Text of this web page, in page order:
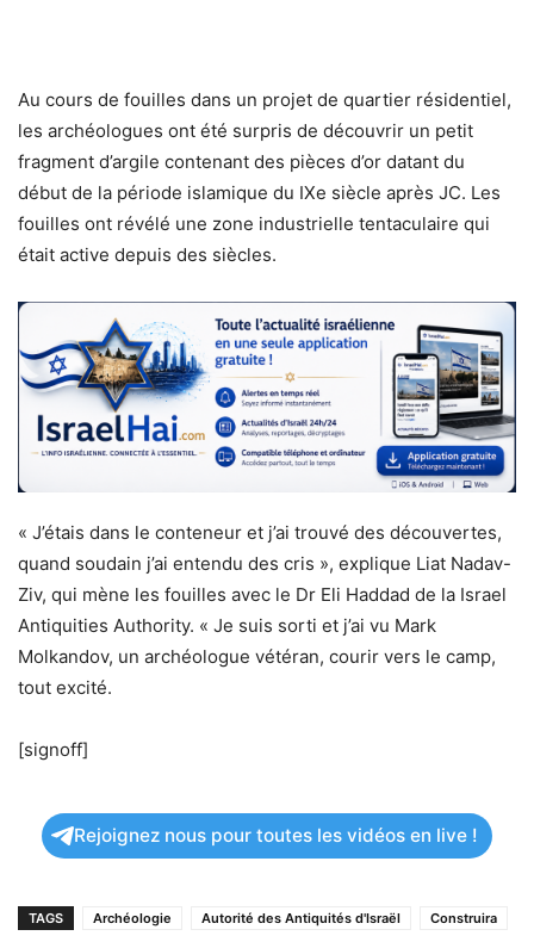
Au cours de fouilles dans un projet de quartier résidentiel,
les archéologues ont été surpris de découvrir un petit
fragment d’argile contenant des pièces d’or datant du
début de la période islamique du IXe siècle après JC. Les
fouilles ont révélé une zone industrielle tentaculaire qui
était active depuis des siècles.
« J’étais dans le conteneur et j’ai trouvé des découvertes,
quand soudain j’ai entendu des cris », explique Liat Nadav-
Ziv, qui mène les fouilles avec le Dr Eli Haddad de la Israel
Antiquities Authority. « Je suis sorti et j’ai vu Mark
Molkandov, un archéologue vétéran, courir vers le camp,
tout excité.
[signoff]
Rejoignez nous pour toutes les vidéos en live !
TAGS Archéologie Autorité des Antiquités d'Israël Construira